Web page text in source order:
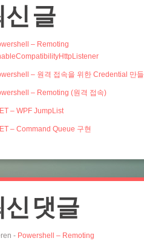
글
– Remoting
– 원격 접속을 위한 Credential 만들
– Remoting (원격 접속)
– WPF JumpList
– Command Queue 구현
댓글
- Powershell – Remoting